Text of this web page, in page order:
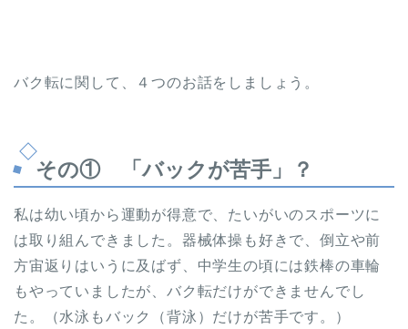
バク転に関して、４つのお話をしましょう。
その① 「バックが苦手」？
私は幼い頃から運動が得意で、たいがいのスポーツに
は取り組んできました。器械体操も好きで、倒立や前
方宙返りはいうに及ばず、中学生の頃には鉄棒の車輪
もやっていましたが、バク転だけができませんでし
た。（水泳もバック（背泳）だけが苦手です。）